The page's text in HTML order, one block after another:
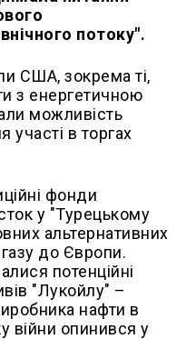
потоку".
США, зокрема ті,
з енергетичною
можливість
участі в торгах
фонди
у "Турецькому
альтернативних
до Європи.
потенційні
"Лукойлу" –
нафти в
війни опинився у